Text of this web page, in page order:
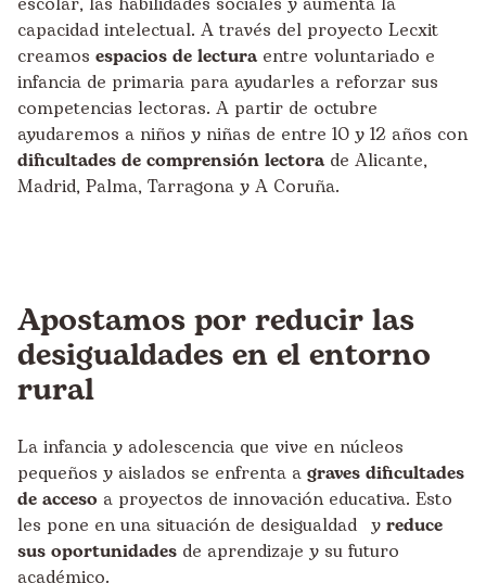
capacidad intelectual. A través del proyecto Lecxit
creamos espacios de lecturaentre voluntariado e
infancia de primaria para ayudarles a reforzar sus
competencias lectoras. A partir de octubre
ayudaremos a niños y niñas de entre 10 y 12 años con
dificultades de comprensión lectorade Alicante,
Madrid, Palma, Tarragona y A Coruña.
Apostamos por reducir las
desigualdades en el entorno
rural
La infancia y adolescencia que vive en núcleos
pequeños y aislados se enfrenta a graves dificultades
de acceso a proyectos de innovación educativa. Esto
les pone en una situación de desigualdad y reduce
sus oportunidades de aprendizaje y su futuro